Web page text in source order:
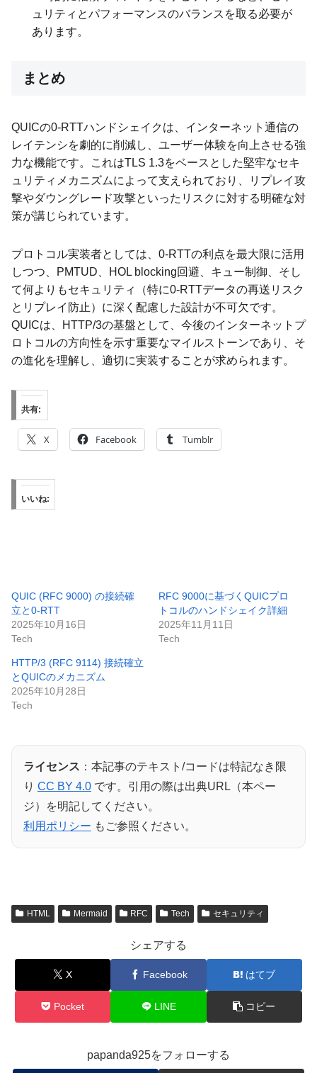
ュリティとパフォーマンスのバランスを取る必要が
あります。
まとめ
QUICの0-RTTハンドシェイクは、インターネット通信の
レイテンシを劇的に削減し、ユーザー体験を向上させる強
力な機能です。これはTLS 1.3をベースとした堅牢なセキ
ュリティメカニズムによって支えられており、リプレイ攻
撃やダウングレード攻撃といったリスクに対する明確な対
策が講じられています。
プロトコル実装者としては、0-RTTの利点を最大限に活用
しつつ、PMTUD、HOL blocking回避、キュー制御、そし
て何よりもセキュリティ（特に0-RTTデータの再送リスク
とリプレイ防止）に深く配慮した設計が不可欠です。
QUICは、HTTP/3の基盤として、今後のインターネットプ
ロトコルの方向性を示す重要なマイルストーンであり、そ
の進化を理解し、適切に実装することが求められます。
共有:
X Facebook Tumblr
いいね:
QUIC (RFC 9000) の接続確
立と0-RTT
2025年10月16日
Tech
RFC 9000に基づくQUICプロ
トコルのハンドシェイク詳細
2025年11月11日
Tech
HTTP/3 (RFC 9114) 接続確立
とQUICのメカニズム
2025年10月28日
Tech
ライセンス ：本記事のテキスト/コードは特記なき限
り CC BY 4.0 です。引用の際は出典URL（本ペー
ジ）を明記してください。
利用ポリシー もご参照ください。
HTML Mermaid RFC Tech セキュリティ
シェアする
X Facebook はてブ
Pocket LINE コピー
papanda925をフォローする